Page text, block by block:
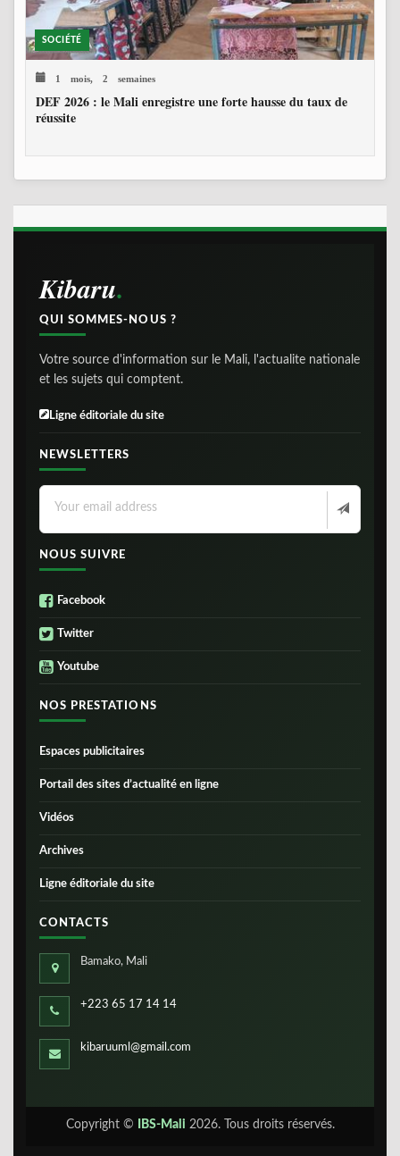
SOCIÉTÉ
1 mois, 2 semaines
DEF 2026 : le Mali enregistre une forte hausse du taux de
réussite
Kibaru
QUI SOMMES-NOUS ?
Votre source d'information sur le Mali, l'actualite nationale
et les sujets qui comptent.
Ligne éditoriale du site
NEWSLETTERS
NOUS SUIVRE
Facebook
Twitter
Youtube
NOS PRESTATIONS
Espaces publicitaires
Portail des sites d’actualité en ligne
Vidéos
Archives
Ligne éditoriale du site
CONTACTS
Bamako, Mali
+223 65 17 14 14
kibaruuml@gmail.com
Copyright © IBS-Mali 2026. Tous droits réservés.